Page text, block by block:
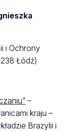
i Ochrony
Łódź)
–
kraju –
Brazylii i